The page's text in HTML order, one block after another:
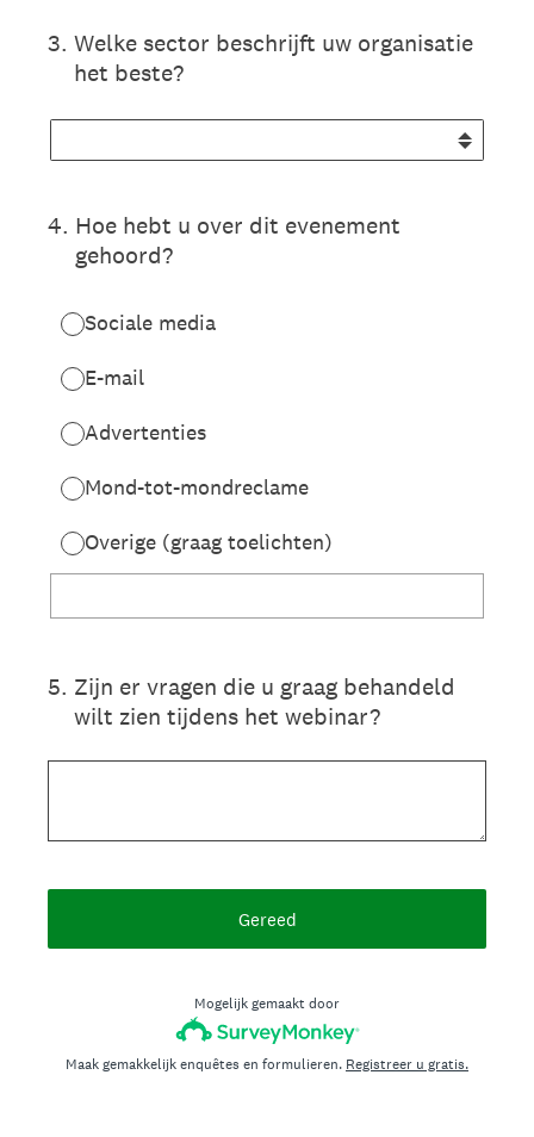
3. Welke sector beschrijft uw organisatie
het beste?
4. Hoe hebt u over dit evenement
gehoord?
Sociale media
E-mail
Advertenties
Mond-tot-mondreclame
Overige (graag toelichten)
5. Zijn er vragen die u graag behandeld
wilt zien tijdens het webinar?
Gereed
Mogelijk gemaakt door
Maak gemakkelijk enquêtes en formulieren. Registreer u gratis.